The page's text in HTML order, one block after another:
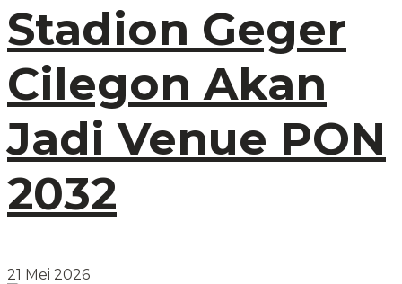
Stadion Geger
Cilegon Akan
Jadi Venue PON
2032
21 Mei 2026